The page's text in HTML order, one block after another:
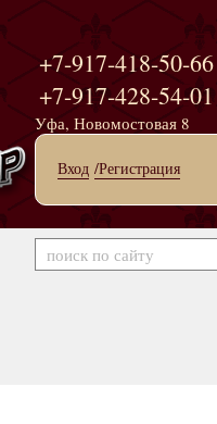
+7-917-418-50-66
+7-917-428-54-01
Уфа, Новомостовая 8
Вход /Регистрация